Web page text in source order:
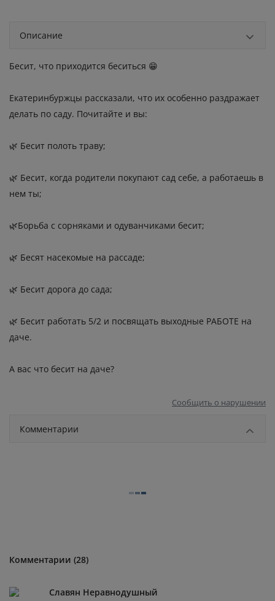
Описание
Бесит, что приходится беситься 😁
Екатеринбуржцы рассказали, что их особенно раздражает
делать по саду. Почитайте и вы:
🌿 Бесит полоть траву;
🌿 Бесит, когда родители покупают сад себе, а работаешь в
нем ты;
🌿Борьба с сорняками и одуванчиками бесит;
🌿 Бесят насекомые на рассаде;
🌿 Бесит дорога до сада;
🌿 Бесит работать 5/2 и посвящать выходные РАБОТЕ на
даче.
А вас что бесит на даче?
Сообщить о нарушении
Комментарии
Комментарии (28)
Славян Неравнодушный